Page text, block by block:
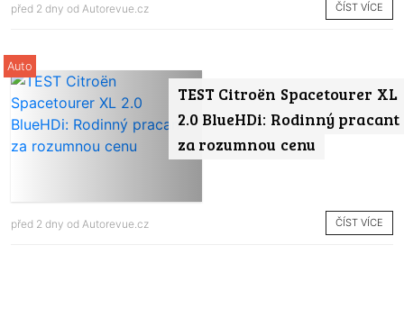
před 2 dny od Autorevue.cz ČÍST VÍCE
TEST Citroën Spacetourer XL
2.0 BlueHDi: Rodinný pracant
za rozumnou cenu
Auto
před 2 dny od Autorevue.cz ČÍST VÍCE